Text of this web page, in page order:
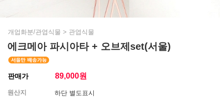
개업화분/관엽식물 > 관엽식물
에크메아 파시아타 + 오브제set(서울)
판매가 89,000원
원산지
하단 별도표시